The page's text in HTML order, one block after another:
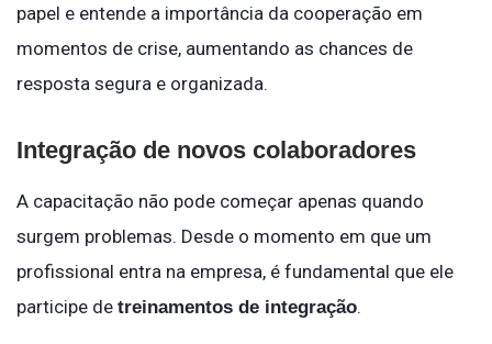
papel e entende a importância da cooperação em
momentos de crise, aumentando as chances de
resposta segura e organizada.
Integração de novos colaboradores
A capacitação não pode começar apenas quando
surgem problemas. Desde o momento em que um
profissional entra na empresa, é fundamental que ele
participe de treinamentos de integração.